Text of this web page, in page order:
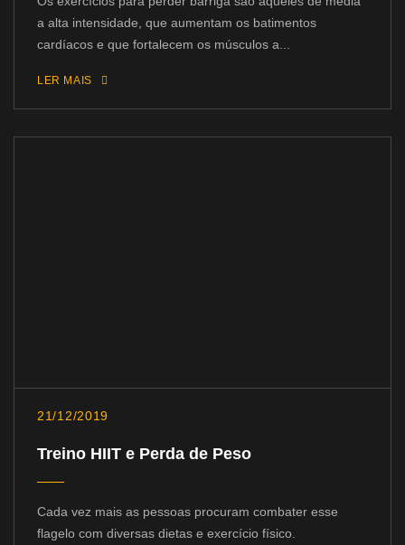
a alta intensidade, que aumentam os batimentos
cardíacos e que fortalecem os músculos a...
LER MAIS
21/12/2019
Treino HIIT e Perda de Peso
Cada vez mais as pessoas procuram combater esse
flagelo com diversas dietas e exercício físico.